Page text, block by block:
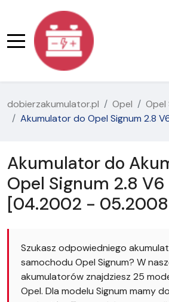
dobierzakumulator.pl Opel
Opel
Akumulator do Opel Signum 2.8
Akumulator do
Opel Signum 2.8 V6
[04.2002 -
Szukasz odpowiedniego
samochodu Opel Signum? W
akumulatorów znajdziesz 25
Opel. Dla modelu Signum mamy